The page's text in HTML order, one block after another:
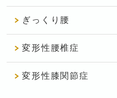
ぎっくり腰
変形性腰椎症
変形性膝関節症